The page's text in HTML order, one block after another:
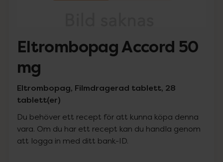
Eltrombopag Accord 50
mg
Eltrombopag, Filmdragerad tablett, 28
tablett(er)
Du behöver ett recept för att kunna köpa denna
vara. Om du har ett recept kan du handla genom
att logga in med ditt bank-ID.